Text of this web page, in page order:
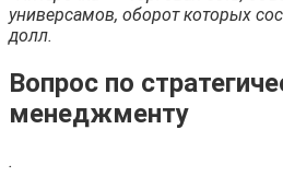
универсамов, оборот которых
долл.
Вопрос по
менеджменту
.